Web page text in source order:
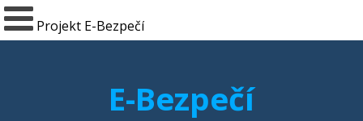
Projekt E-Bezpečí
E-Bezpečí